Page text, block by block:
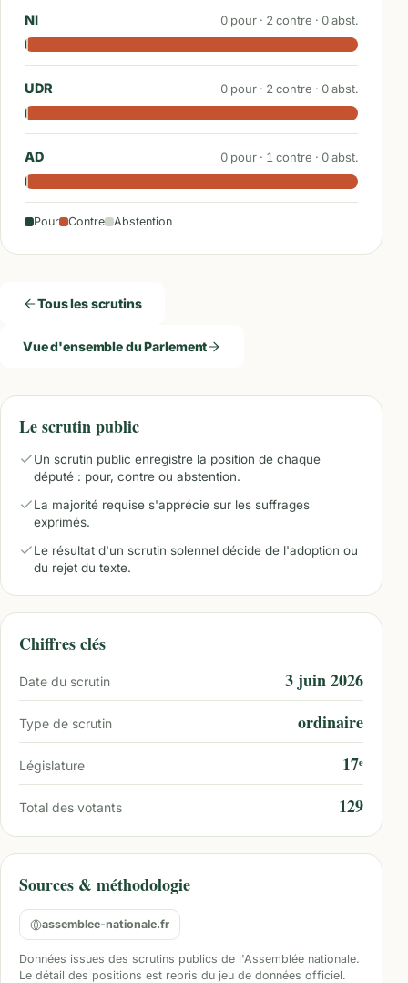
NI 0 pour · 2 contre · 0abst.
UDR 0 pour · 2 contre · 0abst.
AD 0 pour · 1 contre · 0abst.
Pour Contre Abstention
Tous les scrutins
Vue d'ensemble du Parlement
Le scrutin public
Un scrutin public enregistre la position de chaque
député : pour, contre ou abstention.
La majorité requise s'apprécie sur les suffrages
exprimés.
Le résultat d'un scrutin solennel décide de l'adoption ou
du rejet du texte.
Chiffres clés
Date du scrutin 3 juin 2026
Type de scrutin ordinaire
Législature 17ᵉ
Total des votants 129
Sources & méthodologie
assemblee-nationale.fr
Données issues des scrutins publics de l'Assemblée nationale.
Le détail des positions est repris du jeu de données officiel.